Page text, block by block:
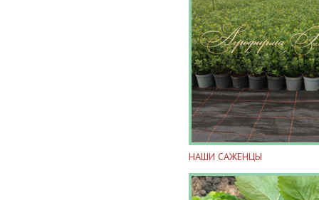
НАШИ САЖЕНЦЫ